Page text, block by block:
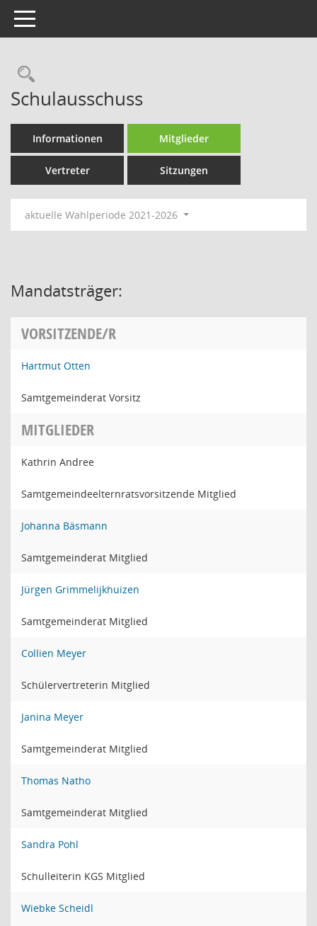
Toggle navigation
Rechercheauswahl
Schulausschuss
Informationen Mitglieder
Vertreter Sitzungen
aktuelle Wahlperiode 2021-2026
Mandatsträger:
VORSITZENDE/R
Hartmut Otten
Samtgemeinderat Vorsitz
MITGLIEDER
Kathrin Andree
Samtgemeindeelternratsvorsitzende Mitglied
Johanna Bäsmann
Samtgemeinderat Mitglied
Jürgen Grimmelijkhuizen
Samtgemeinderat Mitglied
Collien Meyer
Schülervertreterin Mitglied
Janina Meyer
Samtgemeinderat Mitglied
Thomas Natho
Samtgemeinderat Mitglied
Sandra Pohl
Schulleiterin KGS Mitglied
Wiebke Scheidl